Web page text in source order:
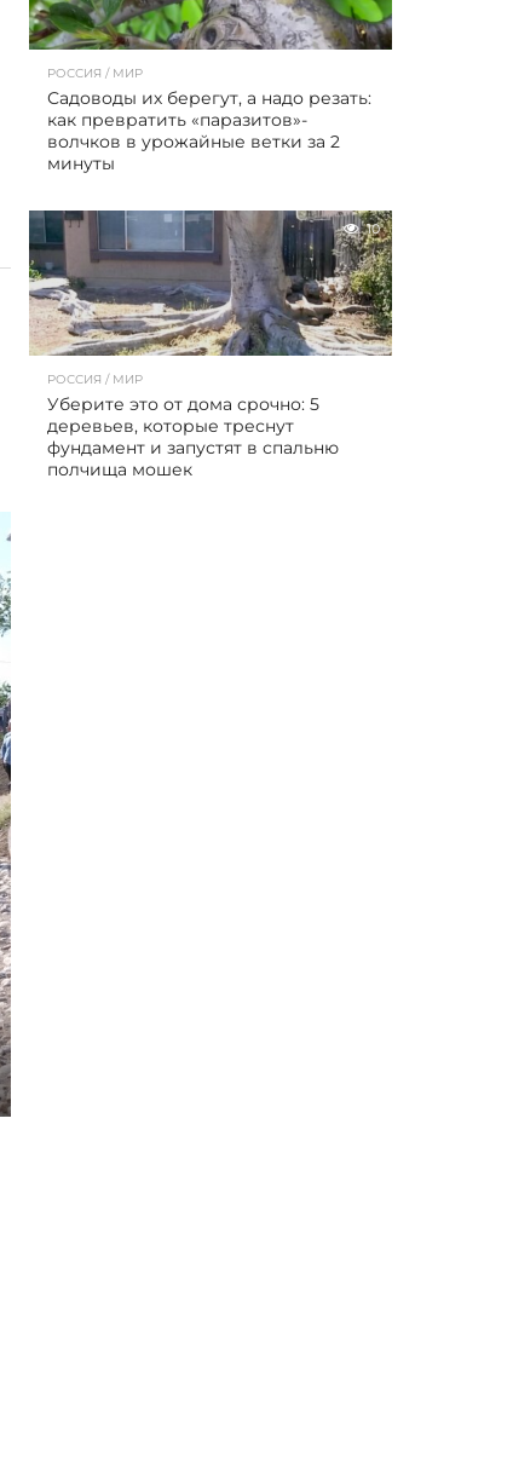
РОССИЯ / МИР
Садоводы их берегут, а надо резать:
как превратить «паразитов»-
волчков в урожайные ветки за 2
минуты
10
РОССИЯ / МИР
Уберите это от дома срочно: 5
деревьев, которые треснут
фундамент и запустят в спальню
полчища мошек